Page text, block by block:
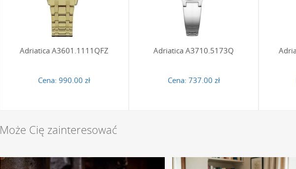
Czy bransolety w zegarkach Adriatica można samodzielnie
pozwala na idealne dopasowanie długości w domowych warunkach bez użycia
zegarmistrzowskim lub samodzielnie przy użyciu prostego narzędzia do wybijania
Damskie zegarki Adriatica na bransolecie oferują różne klasy wodoszczelności,
zapewnia odporność na przypadkowe zachlapania, takie jak mycie rąk czy deszcz.
Adriatica A3601.1111QFZ
Cena: 990.00 zł
Adriatica A3710.5173Q
Cena: 737.00 zł
Może Cię zainteresować